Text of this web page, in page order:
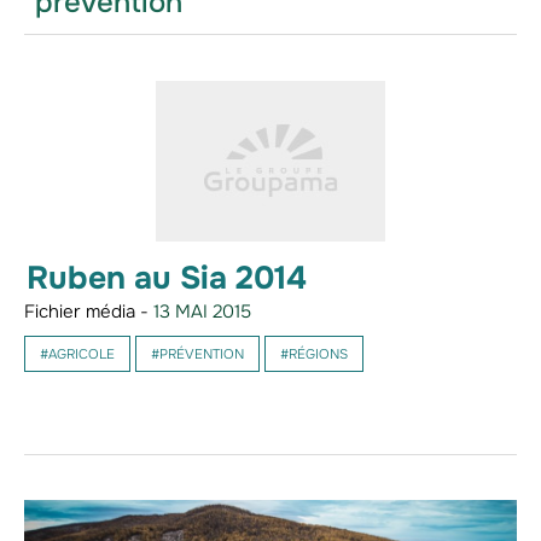
Ruben au Sia 2014
Fichier média - 13 MAI 2015
#AGRICOLE #PRÉVENTION #RÉGIONS